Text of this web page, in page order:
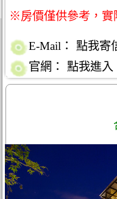
※房價僅供參考，
E-Mail：
點我寄
官網：
點我進入